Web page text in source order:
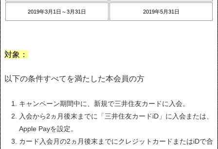
2019年3月1日～3月31日 2019年5月31日
対象：
以下の条件すべてを満たした本会員の方
キャンペーン期間中に、新規で三井住友カードに入会。
入会から2ヵ月後末までに「三井住友カードiD」に入会または、
Apple Payを設定。
カード入会月の2ヵ月後末までにクレジットカードまたはiDで合